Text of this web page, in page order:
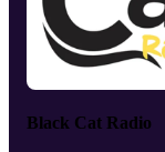
Black Cat Radio